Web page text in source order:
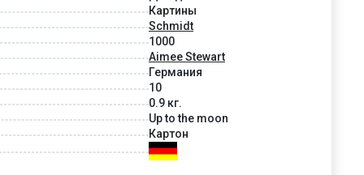
Картины
Schmidt
1000
Aimee Stewart
Германия
10
0.9 кг.
Up to the moon
Картон